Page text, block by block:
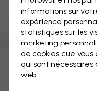
informations sur
expérience
statistiques sur les
marketing
de cookies que
qui sont
web.